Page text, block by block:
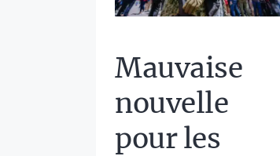
Mauvaise
nouvelle
pour les